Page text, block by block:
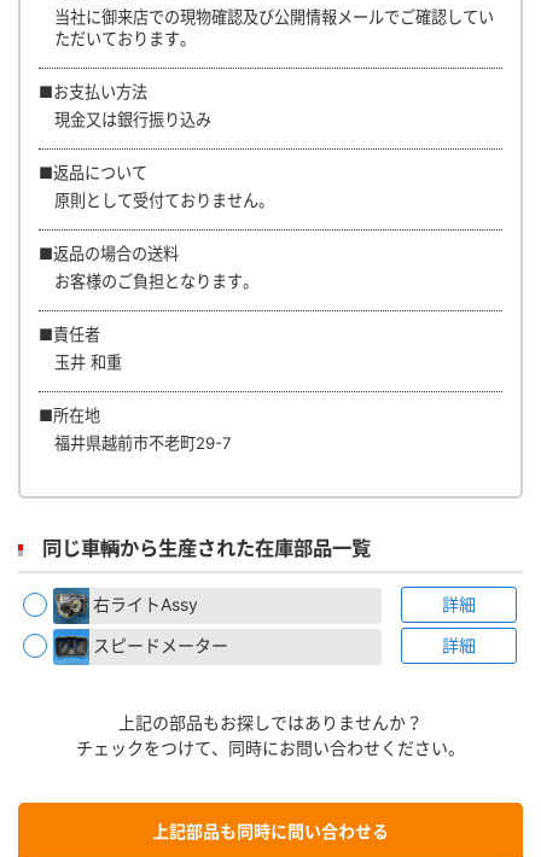
当社に御来店での現物確認及び公開情報メールでご確認してい
ただいております。
■お支払い方法
現金又は銀行振り込み
■返品について
原則として受付ておりません。
■返品の場合の送料
お客様のご負担となります。
■責任者
玉井 和重
■所在地
福井県越前市不老町29-7
同じ車輌から生産された在庫部品一覧
右ライトAssy
詳細
スピードメーター
詳細
上記の部品もお探しではありませんか？
チェックをつけて、同時にお問い合わせください。
上記部品も同時に問い合わせる